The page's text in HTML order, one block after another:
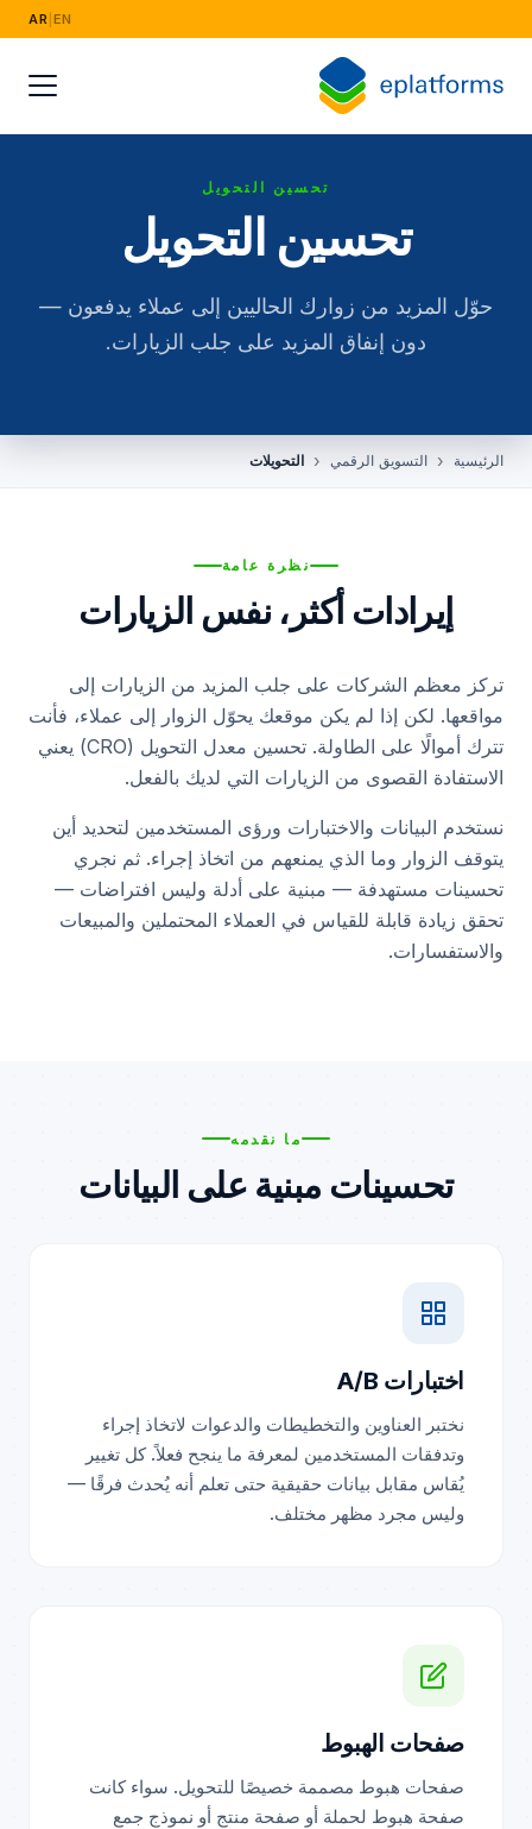
EN
AR
تحسين التحويل
تحسين التحويل
حوّل المزيد من زوارك الحاليين إلى عملاء يدفعون —
دون إنفاق المزيد على جلب الزيارات.
الرئيسية التسويق الرقمي التحويلات
نظرة عامة
إيرادات أكثر، نفس الزيارات
تركز معظم الشركات على جلب المزيد من الزيارات إلى
مواقعها. لكن إذا لم يكن موقعك يحوّل الزوار إلى عملاء، فأنت
تترك أموالًا على الطاولة. تحسين معدل التحويل (CRO) يعني
الاستفادة القصوى من الزيارات التي لديك بالفعل.
نستخدم البيانات والاختبارات ورؤى المستخدمين لتحديد أين
يتوقف الزوار وما الذي يمنعهم من اتخاذ إجراء. ثم نجري
تحسينات مستهدفة — مبنية على أدلة وليس افتراضات —
تحقق زيادة قابلة للقياس في العملاء المحتملين والمبيعات
والاستفسارات.
ما نقدمه
تحسينات مبنية على البيانات
اختبارات A/B
نختبر العناوين والتخطيطات والدعوات لاتخاذ إجراء
وتدفقات المستخدمين لمعرفة ما ينجح فعلاً. كل تغيير
يُقاس مقابل بيانات حقيقية حتى تعلم أنه يُحدث فرقًا —
وليس مجرد مظهر مختلف.
صفحات الهبوط
صفحات هبوط مصممة خصيصًا للتحويل. سواء كانت
صفحة هبوط لحملة أو صفحة منتج أو نموذج جمع
الأزياء والتجزئة
الخدمات المالية والقانونية والتأمين
الأغذية وسلسلة التوريد
الفنون والمعارض
الجمعيات الخيرية والمنظمات غير الربحية
الرعاية الصحية